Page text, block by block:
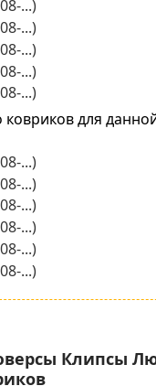
для
Клипсы